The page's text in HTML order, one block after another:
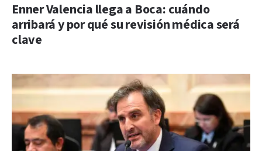
Enner Valencia llega a Boca: cuándo
arribará y por qué su revisión médica será
clave